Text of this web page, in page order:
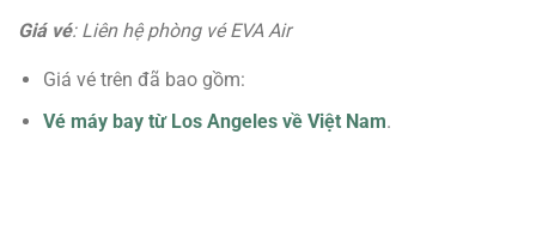
Giá vé: Liên hệ phòng vé EVA Air
Giá vé trên đã bao gồm:
Vé máy bay từ Los Angeles về Việt Nam.